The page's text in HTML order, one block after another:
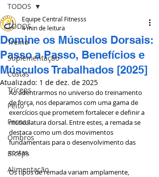
TODOS
Treino
Suplementação
Costas
Tríceps
Peito
Pernas
Ombros
Bíceps
Alimentação
TODOS
Domine os Músculos Dorsais:
Passo a Passo, Benefícios e
Músculos Trabalhados [2025]
Equipe Central Fitnesss
4 min de leitura
Atualizado: 1 de dez. de 2025
Ao adentrarmos no universo do treinamento
de força, nos deparamos com uma gama de
exercícios que prometem fortalecer e definir a
musculatura dorsal. Entre estes, a remada se
destaca como um dos movimentos
fundamentais para o desenvolvimento das
costas.
Os tipos de remada variam amplamente,